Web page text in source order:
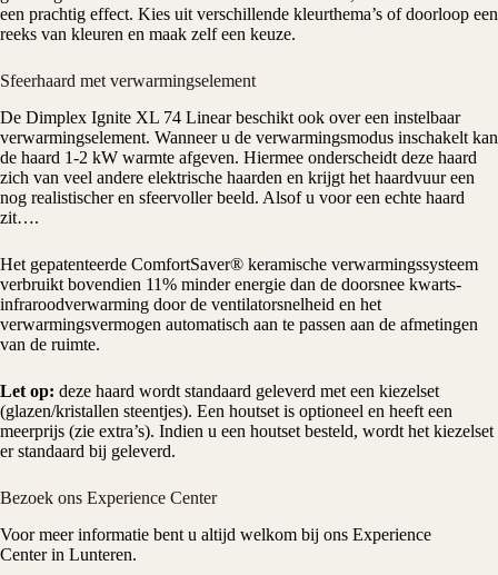
een prachtig effect. Kies uit verschillende kleurthema’s of doorloop een
reeks van kleuren en maak zelf een keuze.
Sfeerhaard met verwarmingselement
De Dimplex Ignite XL 74 Linear beschikt ook over een instelbaar
verwarmingselement. Wanneer u de verwarmingsmodus inschakelt kan
de haard 1-2 kW warmte afgeven. Hiermee onderscheidt deze haard
zich van veel andere elektrische haarden en krijgt het haardvuur een
nog realistischer en sfeervoller beeld. Alsof u voor een echte haard
zit….
Het gepatenteerde ComfortSaver® keramische verwarmingssysteem
verbruikt bovendien 11% minder energie dan de doorsnee kwarts-
infraroodverwarming door de ventilatorsnelheid en het
verwarmingsvermogen automatisch aan te passen aan de afmetingen
van de ruimte.
Let op: deze haard wordt standaard geleverd met een kiezelset
(glazen/kristallen steentjes). Een houtset is optioneel en heeft een
meerprijs (zie extra’s). Indien u een houtset besteld, wordt het kiezelset
er standaard bij geleverd.
Bezoek ons Experience Center
Voor meer informatie bent u altijd welkom bij ons Experience
Centerin Lunteren.